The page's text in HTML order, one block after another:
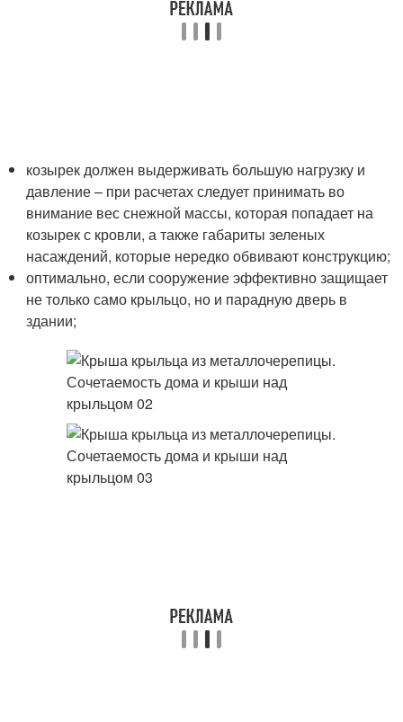
козырек должен выдерживать большую нагрузку и
давление – при расчетах следует принимать во
внимание вес снежной массы, которая попадает на
козырек с кровли, а также габариты зеленых
насаждений, которые нередко обвивают конструкцию;
оптимально, если сооружение эффективно защищает
не только само крыльцо, но и парадную дверь в
здании;